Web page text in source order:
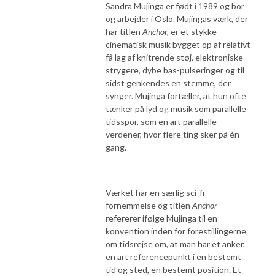
Sandra Mujinga er født i 1989 og bor
og arbejder i Oslo. Mujingas værk, der
har titlen Anchor, er et stykke
cinematisk musik bygget op af relativt
få lag af knitrende støj, elektroniske
strygere, dybe bas-pulseringer og til
sidst genkendes en stemme, der
synger. Mujinga fortæller, at hun ofte
tænker på lyd og musik som parallelle
tidsspor, som en art parallelle
verdener, hvor flere ting sker på én
gang.
Værket har en særlig sci-fi-
fornemmelse og titlen Anchor
refererer ifølge Mujinga til en
konvention inden for forestillingerne
om tidsrejse om, at man har et anker,
en art referencepunkt i en bestemt
tid og sted, en bestemt position. Et